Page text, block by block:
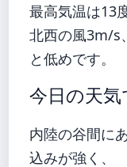
最高気温は13
北西の風3m/s
と低めです。
今日の天気
内陸の谷間に
込みが強く、